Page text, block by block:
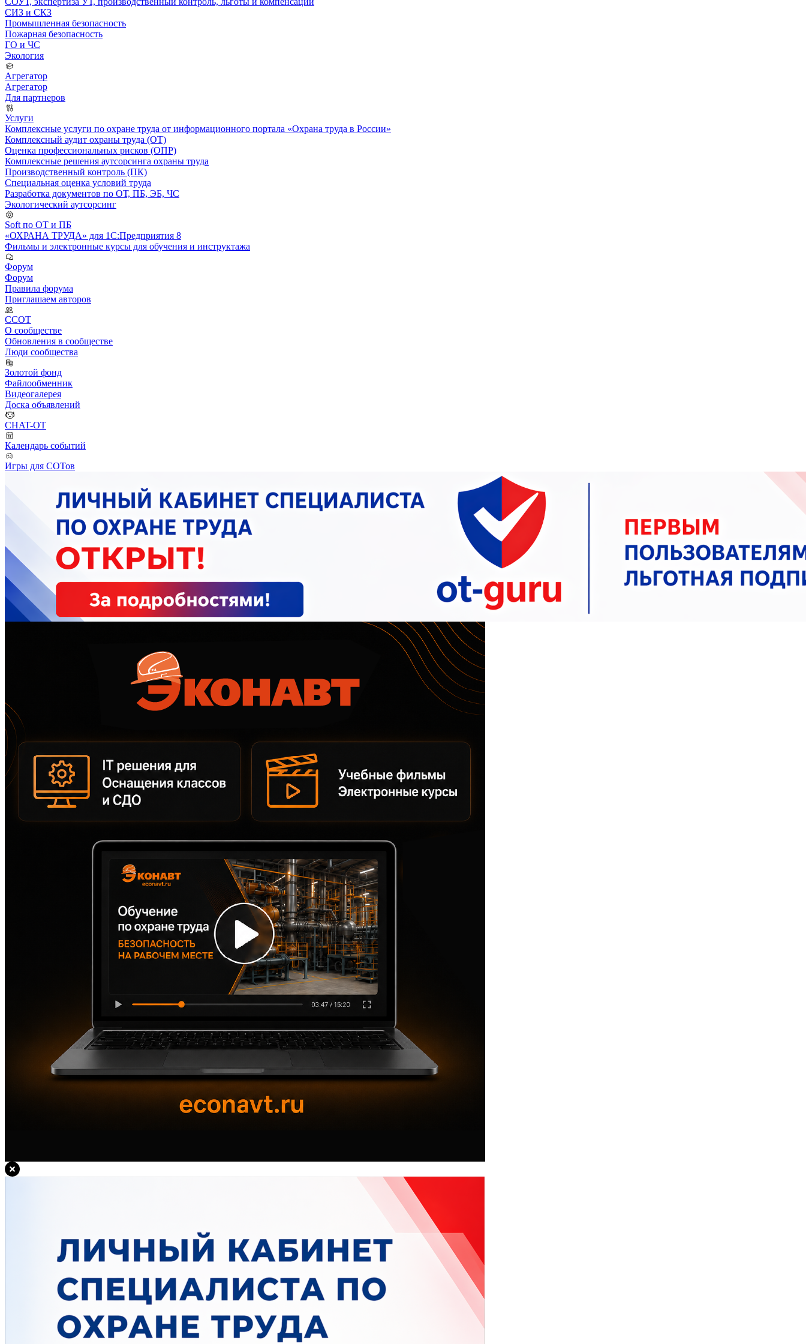
СИЗ и СКЗ
Промышленная безопасность
Пожарная безопасность
ГО и ЧС
Экология
Агрегатор
Агрегатор
Для партнеров
Услуги
Комплексные услуги по охране труда от информационного портала «Охрана труда в России»
Комплексный аудит охраны труда (ОТ)
Оценка профессиональных рисков (ОПР)
Комплексные решения аутсорсинга охраны труда
Производственный контроль (ПК)
Специальная оценка условий труда
Разработка документов по ОТ, ПБ, ЭБ, ЧС
Экологический аутсорсинг
Soft по ОТ и ПБ
«ОХРАНА ТРУДА» для 1С:Предприятия 8
Фильмы и электронные курсы для обучения и инструктажа
Форум
Форум
Правила форума
Приглашаем авторов
ССОТ
О сообществе
Обновления в сообществе
Люди сообщества
Золотой фонд
Файлообменник
Видеогалерея
Доска объявлений
CHAT-OT
Календарь событий
Игры для СОТов